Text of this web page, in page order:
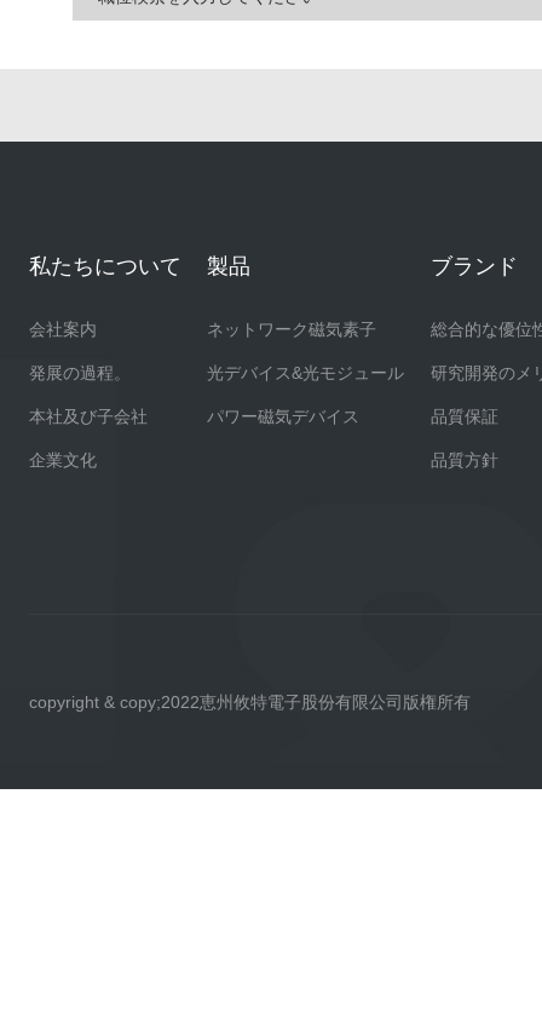
私たちについて
会社案内
発展の過程。
本社及び子会社
企業文化
製品
ネットワーク磁気素子
光デバイス&光モジュール
パワー磁気デバイス
ブランド
総合的な優位
研究開発のメ
品質保証
品質方針
copyright & copy;2022恵州攸特電子股份有限公司版権所有